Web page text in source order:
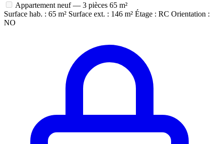
Appartement neuf — 3 pièces 65 m²
Surface hab. : 65 m² Surface ext. : 146 m² Étage : RC Orientation :
NO